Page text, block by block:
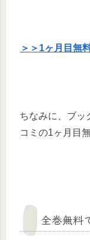
＞＞1ヶ月目無
ちなみに、ブッ
コミの1ヶ月目
全巻無料